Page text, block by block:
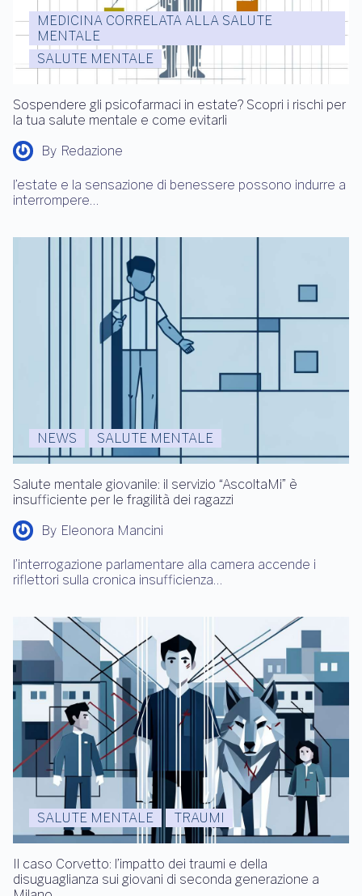
MEDICINA CORRELATA ALLA SALUTE
MENTALE
SALUTE MENTALE
Sospendere gli psicofarmaci in estate? Scopri i rischi per
la tua salute mentale e come evitarli
By Redazione
l’estate e la sensazione di benessere possono indurre a
interrompere…
NEWS SALUTE MENTALE
Salute mentale giovanile: il servizio “AscoltaMi” è
insufficiente per le fragilità dei ragazzi
By Eleonora Mancini
l’interrogazione parlamentare alla camera accende i
riflettori sulla cronica insufficienza…
SALUTE MENTALE TRAUMI
Il caso Corvetto: l’impatto dei traumi e della
disuguaglianza sui giovani di seconda generazione a